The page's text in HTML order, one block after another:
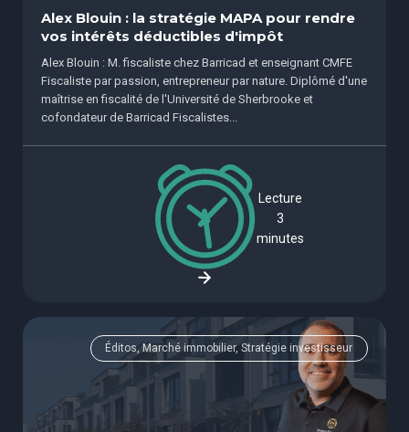
Alex Blouin : la stratégie MAPA pour rendre
vos intérêts déductibles d'impôt
Alex Blouin : M. fiscaliste chez Barricad et enseignant CMFE
Fiscaliste par passion, entrepreneur par nature. Diplômé d'une
maîtrise en fiscalité de l'Université de Sherbrooke et
cofondateur de Barricad Fiscalistes...
Lecture
3
minutes
Éditos, Marché immobilier, Stratégie investisseur